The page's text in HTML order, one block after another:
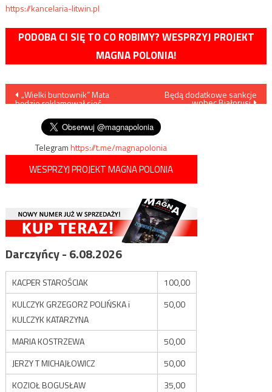
https://kancelaria-litwin.pl
PODOBA CI SIĘ TO CO ROBIMY? WESPRZYJ PROJEKT
MAGNA POLONIA!
Nawigacja
wpisu
„Wielki buntownik” Mata
będzie reklamował sieć
Będą dodatkowe sankcje
wobec Białorusi
Telegramhttps://t.me/magnapolonia
WESPRZYJ PROJEKT MAGNA POLONIA
Darczyńcy - 6.08.2026
KACPER STAROŚCIAK
100,00
KULCZYK GRZEGORZ POLIŃSKA i
KULCZYK KATARZYNA
50,00
MARIA KOSTRZEWA
50,00
JERZY T MICHAJŁOWICZ
50,00
KOZIOŁ BOGUSŁAW
35,00